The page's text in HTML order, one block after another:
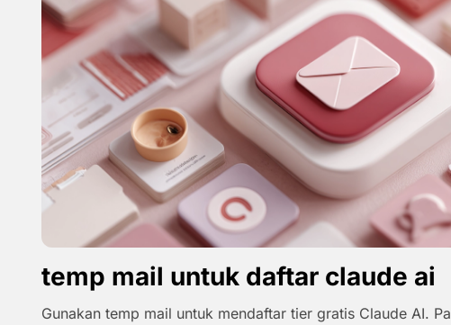
temp mail untuk daftar claude ai
Gunakan temp mail untuk mendaftar tier gratis Claude AI.